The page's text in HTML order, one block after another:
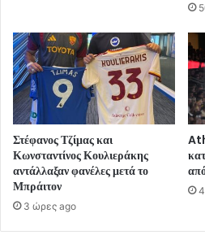
Στέφανος Τζίμας και
Κωνσταντίνος Κουλιεράκης
αντάλλαξαν φανέλες μετά το
Μπράιτον
3 ώρες ago